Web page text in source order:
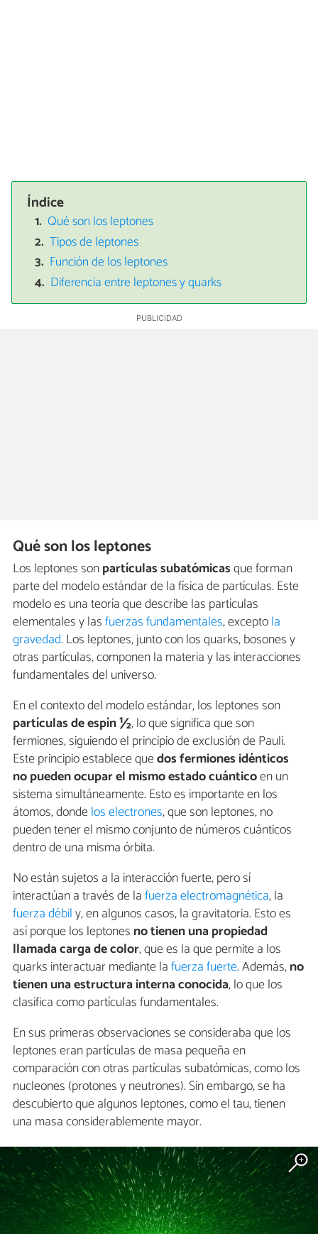
Índice
Qué son los leptones
Tipos de leptones
Función de los leptones
Diferencia entre leptones y quarks
Qué son los leptones
Los leptones sonpartículas subatómicasque forman
parte del modelo estándar de la física de partículas. Este
modelo es una teoría que describe las partículas
elementales y lasfuerzas fundamentales, exceptola
gravedad. Los leptones, junto con los quarks, bosones y
otras partículas, componen la materia y las interacciones
fundamentales del universo.
En el contexto del modelo estándar, los leptones son
partículas de espín ½, lo que significa que son
fermiones, siguiendo el principio de exclusión de Pauli.
Este principio establece quedos fermiones idénticos
no pueden ocupar el mismo estado cuánticoen un
sistema simultáneamente. Esto es importante en los
átomos, dondelos electrones, que son leptones, no
pueden tener el mismo conjunto de números cuánticos
dentro de una misma órbita.
No están sujetos a la interacción fuerte, pero sí
interactúan a través de lafuerza electromagnética, la
fuerza débily, en algunos casos, la gravitatoria. Esto es
así porque los leptones no tienen una propiedad
llamadacarga de color, que es la que permite a los
quarks interactuar mediante lafuerza fuerte. Además,no
tienen una estructura interna conocida, lo que los
clasifica como partículas fundamentales.
En sus primeras observaciones se consideraba que los
leptones eran partículas de masa pequeña en
comparación con otras partículas subatómicas, como los
nucleones (protones y neutrones). Sin embargo, se ha
descubierto que algunos leptones, como el tau, tienen
una masa considerablemente mayor.